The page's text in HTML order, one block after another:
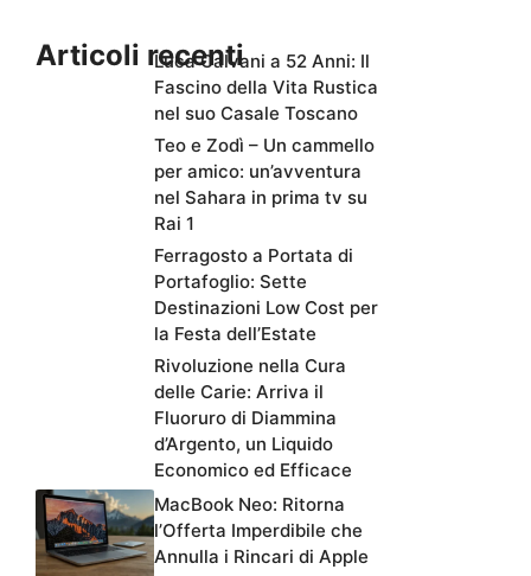
Articoli recentiLuca Calvani a 52 Anni: Il
Fascino della Vita Rustica
nel suo Casale Toscano
Teo e Zodì – Un cammello
per amico: un’avventura
nel Sahara in prima tv su
Rai 1
Ferragosto a Portata di
Portafoglio: Sette
Destinazioni Low Cost per
la Festa dell’Estate
Rivoluzione nella Cura
delle Carie: Arriva il
Fluoruro di Diammina
d’Argento, un Liquido
Economico ed Efficace
MacBook Neo: Ritorna
l’Offerta Imperdibile che
Annulla i Rincari di Apple